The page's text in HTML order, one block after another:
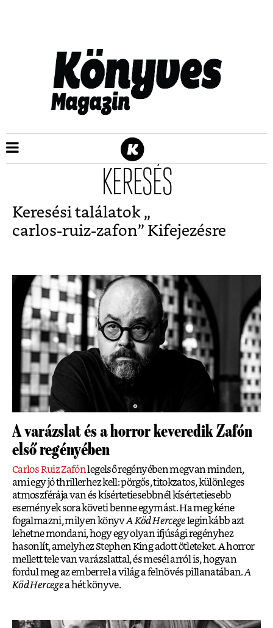
KERESÉS
Keresési találatok „
carlos-ruiz-zafon” Kifejezésre
A varázslat és a horror keveredik Zafón
első regényében
Carlos Ruiz Zafón legelső regényében megvan minden,
ami egy jó thrillerhez kell: pörgős, titokzatos, különleges
atmoszférája van és kísértetiesebbnél kísértetiesebb
események sora követi benne egymást. Ha meg kéne
fogalmazni, milyen könyvA Köd Hercege leginkább azt
lehetne mondani, hogy egy olyan ifjúsági regényhez
hasonlít, amelyhez Stephen King adott ötleteket. A horror
mellett tele van varázslattal, és mesél arról is, hogyan
fordul meg az emberrel a világ a felnövés pillanatában.A
Köd Hercegea hét könyve.